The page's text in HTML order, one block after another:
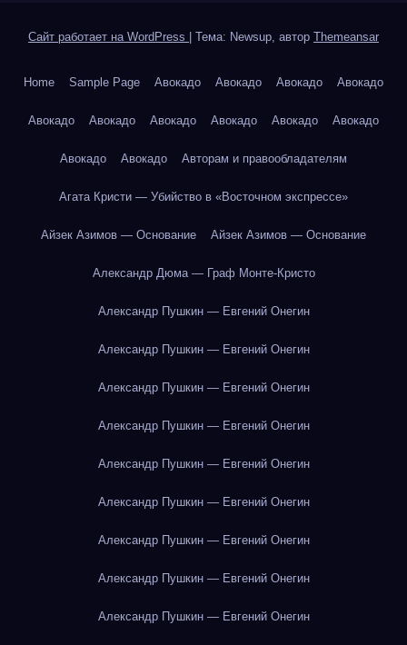
Сайт работает на WordPress Тема: Newsup, автор Themeansar
Home Sample Page Авокадо Авокадо Авокадо Авокадо
Авокадо Авокадо Авокадо Авокадо Авокадо Авокадо
Авокадо Авокадо Авторам и правообладателям
Агата Кристи — Убийство в «Восточном экспрессе»
Айзек Азимов — Основание Айзек Азимов — Основание
Александр Дюма — Граф Монте-Кристо
Александр Пушкин — Евгений Онегин
Александр Пушкин — Евгений Онегин
Александр Пушкин — Евгений Онегин
Александр Пушкин — Евгений Онегин
Александр Пушкин — Евгений Онегин
Александр Пушкин — Евгений Онегин
Александр Пушкин — Евгений Онегин
Александр Пушкин — Евгений Онегин
Александр Пушкин — Евгений Онегин